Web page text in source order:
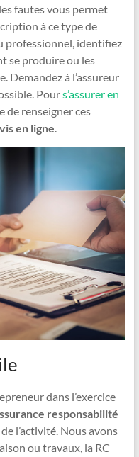
fautes vous permet
à ce type de
professionnel, identifiez
se produire ou les
Demandez à l’assureur
Pours’assurer en
de renseigner ces
en ligne.
dans l’exercice
responsabilité
l’activité. Nous avons
ou travaux, la RC